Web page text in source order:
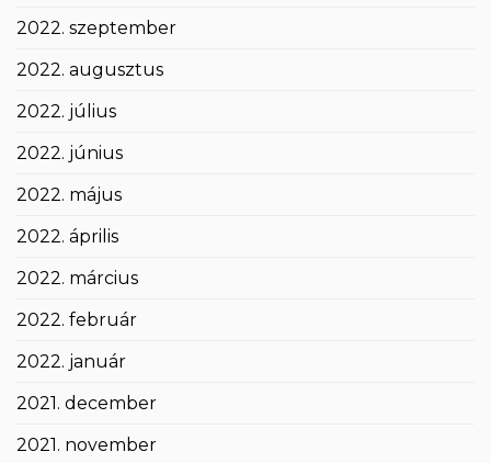
2022. szeptember
2022. augusztus
2022. július
2022. június
2022. május
2022. április
2022. március
2022. február
2022. január
2021. december
2021. november